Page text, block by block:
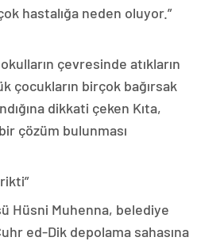
hastalığa neden oluyor.”
çevresinde atıkların
çocukların birçok bağırsak
dikkati çeken Kıta,
çözüm bulunması
Hüsni Muhenna, belediye
ed-Dik depolama sahasına